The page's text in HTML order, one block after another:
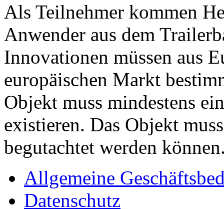
Als Teilnehmer kommen
Anwender aus dem
Innovationen müssen aus
europäischen Markt
Objekt muss mindestens
existieren. Das Objekt
begutachtet werden
Allgemeine
Datenschutz